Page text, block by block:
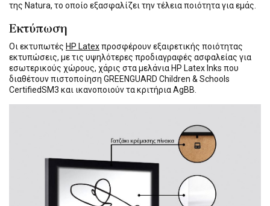
της Natura, το οποίο εξασφαλίζει την τέλεια ποιότητα για εμάς.
Εκτύπωση
Οι εκτυπωτές HP Latexπροσφέρουν εξαιρετικής ποιότητας
εκτυπώσεις, με τις υψηλότερες προδιαγραφές ασφαλείας για
εσωτερικούς χώρους, χάρις στα μελάνια HP Latex Inks που
διαθέτουν πιστοποίηση GREENGUARD Children & Schools
CertifiedSM3 και ικανοποιούν τα κριτήρια AgBB.